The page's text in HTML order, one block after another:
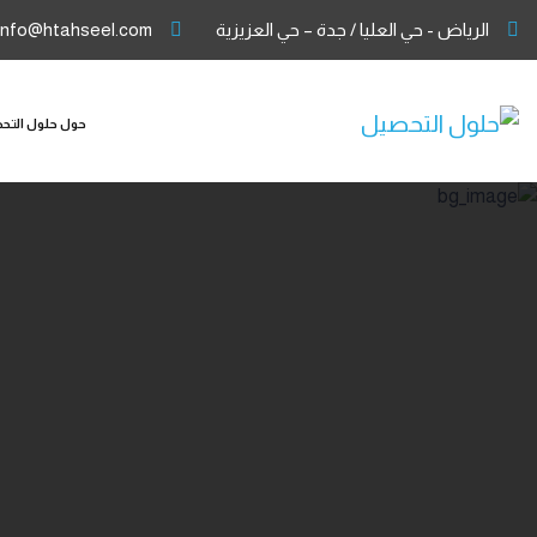
الرياض - حي العليا / جدة – حي العزيزية
حول حلول